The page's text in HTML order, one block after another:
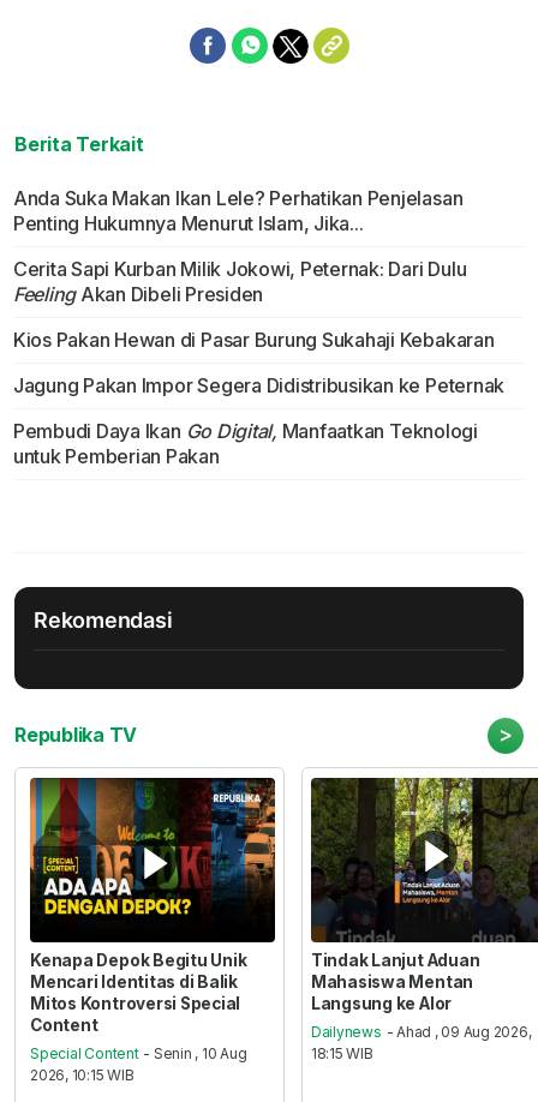
Berita Terkait
Anda Suka Makan Ikan Lele? Perhatikan Penjelasan
Penting Hukumnya Menurut Islam, Jika...
Cerita Sapi Kurban Milik Jokowi, Peternak: Dari Dulu
FeelingAkan Dibeli Presiden
Kios Pakan Hewan di Pasar Burung Sukahaji Kebakaran
Jagung Pakan Impor Segera Didistribusikan ke Peternak
Pembudi Daya Ikan Go Digital, Manfaatkan Teknologi
untuk Pemberian Pakan
Rekomendasi
Republika TV >
Kenapa Depok Begitu Unik
Mencari Identitas di Balik
Mitos Kontroversi Special
Content
Special Content - Senin , 10 Aug
2026, 10:15 WIB
Tindak Lanjut Aduan
Mahasiswa Mentan
Langsung ke Alor
Dailynews - Ahad , 09 Aug 2026,
18:15 WIB